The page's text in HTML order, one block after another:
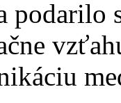
podarilo